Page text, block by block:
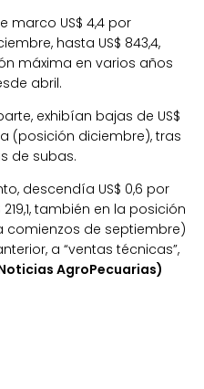
marco US$ 4,4 por
hasta US$ 843,4,
máxima en varios años
abril.
exhibían bajas de US$
(posición diciembre), tras
de subas.
descendía US$ 0,6 por
también en la posición
comienzos de septiembre)
a “ventas técnicas”,
AgroPecuarias)